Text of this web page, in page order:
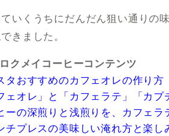
いくうちにだんだん狙い通りの
きました。
クメイコーヒーコンテンツ
タおすすめのカフェオレの作り方
ェオレ」と「カフェラテ」「カ
ーの深煎りと浅煎りを、カフェ
チプレスの美味しい淹れ方と楽し